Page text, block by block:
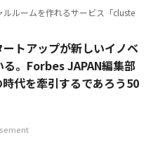
ルームを作れるサービス「cluste
トアップが新しいイノベ
。Forbes JAPAN編集部
代を牽引するであろう50